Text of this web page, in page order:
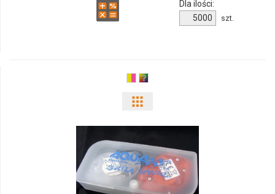
Dla ilości:
Ilość
produktu
szt.
odmiany
i
ilości